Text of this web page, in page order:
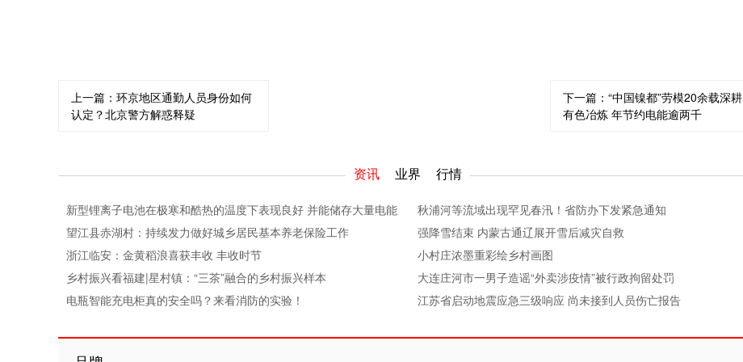
上一篇： 环京地区通勤人员身份如何
认定？北京警方解惑释疑
下一篇： “中国镍都”劳模20余载深耕
有色冶炼 年节约电能逾两千
资讯 业界 行情
新型锂离子电池在极寒和酷热的温度下表现良好 并能储存大量电能
秋浦河等流域出现罕见春汛！省防办下发紧急通知
望江县赤湖村：持续发力做好城乡居民基本养老保险工作
强降雪结束 内蒙古通辽展开雪后减灾自救
浙江临安：金黄稻浪喜获丰收 丰收时节
小村庄浓墨重彩绘乡村画图
乡村振兴看福建|星村镇：“三茶”融合的乡村振兴样本
大连庄河市一男子造谣“外卖涉疫情”被行政拘留处罚
电瓶智能充电柜真的安全吗？来看消防的实验！
江苏省启动地震应急三级响应 尚未接到人员伤亡报告